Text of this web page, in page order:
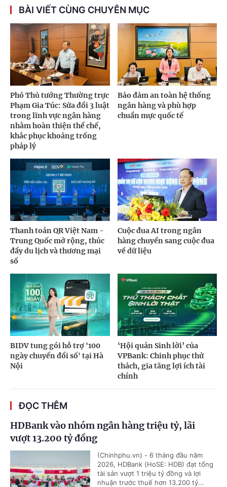
BÀI VIẾT CÙNG CHUYÊN MỤC
Phó Thủ tướng Thường trực
Phạm Gia Túc: Sửa đổi 3 luật
trong lĩnh vực ngân hàng
nhằm hoàn thiện thể chế,
khắc phục khoảng trống
pháp lý
Bảo đảm an toàn hệ thống
ngân hàng và phù hợp
chuẩn mực quốc tế
Thanh toán QR Việt Nam -
Trung Quốc mở rộng, thúc
đẩy du lịch và thương mại
số
Cuộc đua AI trong ngân
hàng chuyển sang cuộc đua
về dữ liệu
BIDV tung gói hỗ trợ '100
ngày chuyển đổi số' tại Hà
Nội
‘Hội quán Sinh lời’ của
VPBank: Chinh phục thử
thách, gia tăng lợi ích tài
chính
ĐỌC THÊM
HDBank vào nhóm ngân hàng triệu tỷ, lãi
vượt 13.200 tỷ đồng
(Chinhphu.vn) - 6 tháng đầu năm
2026, HDBank (HoSE: HDB) đạt tổng
tài sản vượt 1 triệu tỷ đồng và lợi
nhuận trước thuế hơn 13.200 tỷ...